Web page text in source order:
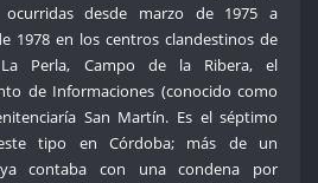
ocurridas desde marzo de 1975 a
1978 en los centros clandestinos de
Perla, Campo de la Ribera, el
de Informaciones (conocido como
San Martín. Es el séptimo
tipo en Córdoba; más de un
contaba con una condena por